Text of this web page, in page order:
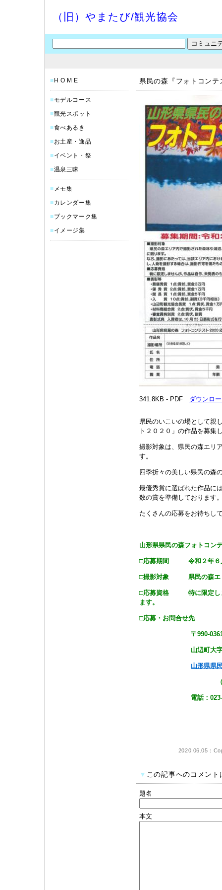
（旧）やまたび/観光協会
■ H O M E
■モデルコース
■観光スポット
■食べあるき
■お土産・逸品
■イベント・祭
■温泉三昧
■ メモ集
■カレンダー集
■ブックマーク集
■イメージ集
県民の森『フォトコン
341.8KB - PDF ダウンロ
県民のいこいの場として親
ト２０２０」の作品を募集
撮影対象は、県民の森エリ
す。
四季折々の美しい県民の森
最優秀賞に選ばれた作品に
数の賞を準備しております
たくさんの応募をお待ちし
山形県県民の森フォトコン
□応募期間 令和２年６月
□撮影対象 県民の森エ
□応募資格 特に限定しま
ます。
□応募・お問合せ先
〒990-
山辺町大字畑谷
山形県県
（受付：月曜を
電話：023-666-
2020.06.05：
▼ この記事へのコメント
題名
本文